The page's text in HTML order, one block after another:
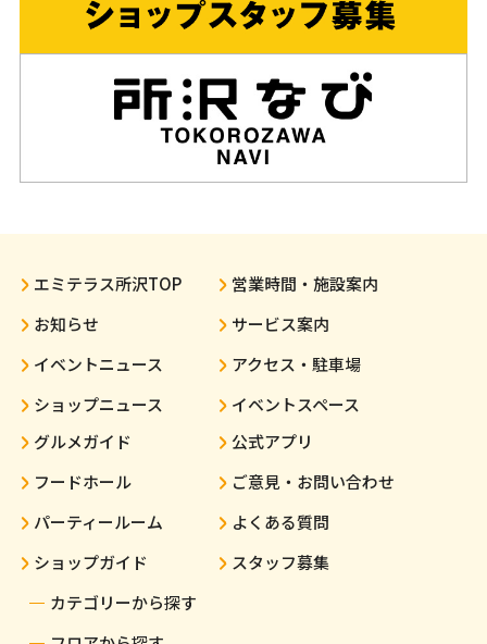
エミテラス所沢TOP
お知らせ
イベントニュース
ショップニュース
グルメガイド
フードホール
パーティールーム
ショップガイド
カテゴリーから探す
営業時間・施設案内
サービス案内
アクセス・駐車場
イベントスペース
公式アプリ
ご意見・お問い合わせ
よくある質問
スタッフ募集